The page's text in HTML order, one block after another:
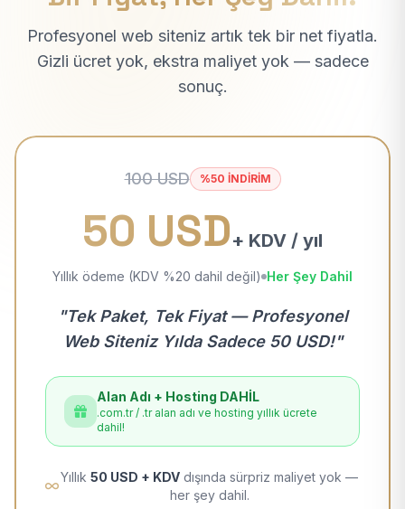
Profesyonel web siteniz artık tek bir net fiyatla.
Gizli ücret yok, ekstra maliyet yok — sadece
sonuç.
100 USD %50 İNDİRİM
50 USD+ KDV / yıl
Yıllık ödeme (KDV %20 dahil değil) Her Şey Dahil
"Tek Paket, Tek Fiyat — Profesyonel
Web Siteniz Yılda Sadece 50 USD!"
Alan Adı + Hosting DAHİL
.com.tr / .tr alan adı ve hosting yıllık ücrete
dahil!
Yıllık 50 USD + KDV dışında sürpriz maliyet yok —
her şey dahil.